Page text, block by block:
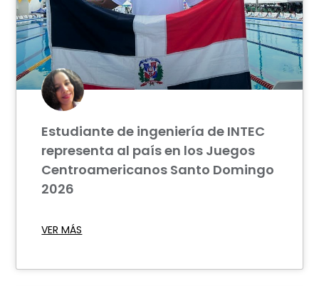
Estudiante de ingeniería de INTEC
representa al país en los Juegos
Centroamericanos Santo Domingo
2026
VER MÁS